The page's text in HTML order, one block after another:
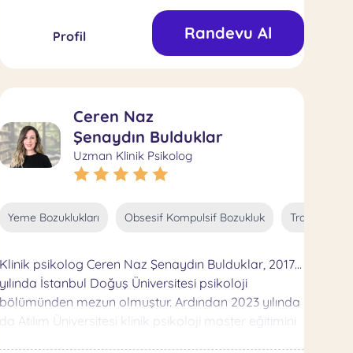
dönemi stajlarını; Almanya Kaatz Beratungsstelle,
Doctors Academy , Aura Psikoterapi Sanatla Terapi
ve Eğitim Merkezi’nde aktif bir şekilde
tamamlamıştır. Lisans eğitimi sona erdikten sonra
almıştır
Profil Randevu Al
Borderline Kişilik Bozukluğu Sosyal Kaygı
Ceren Naz
Şenaydın Bulduklar
Uzman Klinik Psikolog
Yeme Bozuklukları Obsesif Kompulsif Bozukluk Travma ve
Klinik psikolog Ceren Naz Şenaydın Bulduklar, 2017
yılında İstanbul Doğuş Üniversitesi psikoloji
bölümünden mezun olmuştur. Ardından 2023 yılında
da Atılım Üniversitesi klinik psikoloji master eğitimini